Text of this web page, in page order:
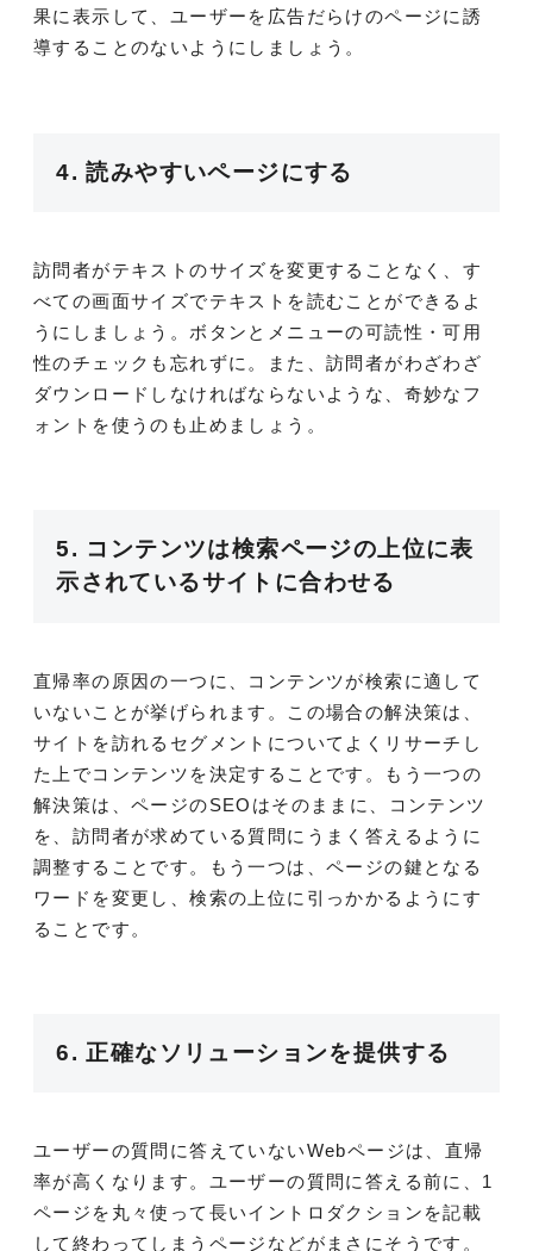
果に表示して、ユーザーを広告だらけのページに誘
導することのないようにしましょう。
4. 読みやすいページにする
訪問者がテキストのサイズを変更することなく、す
べての画面サイズでテキストを読むことができるよ
うにしましょう。ボタンとメニューの可読性・可用
性のチェックも忘れずに。また、訪問者がわざわざ
ダウンロードしなければならないような、奇妙なフ
ォントを使うのも止めましょう。
5. コンテンツは検索ページの上位に表
示されているサイトに合わせる
直帰率の原因の一つに、コンテンツが検索に適して
いないことが挙げられます。この場合の解決策は、
サイトを訪れるセグメントについてよくリサーチし
た上でコンテンツを決定することです。もう一つの
解決策は、ページのSEO はそのままに、コンテンツ
を、訪問者が求めている質問にうまく答えるように
調整することです。もう一つは、ページの鍵となる
ワードを変更し、検索の上位に引っかかるようにす
ることです。
6. 正確なソリューションを提供する
ユーザーの質問に答えていないWebページは、直帰
率が高くなります。ユーザーの質問に答える前に、1
ページを丸々使って長いイントロダクションを記載
して終わってしまうページなどがまさにそうです。